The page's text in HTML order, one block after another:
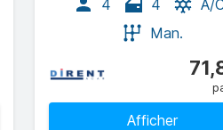
4 4
A/
Man.
Afficher